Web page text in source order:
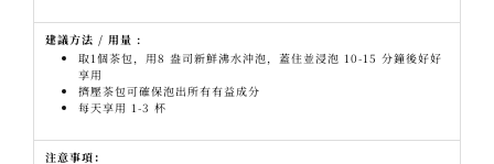
建議方法 / 用量 :
取1個茶包，用8 盎司新鮮沸水沖泡，蓋住並浸泡 10-15 分鐘後好好
享用
擠壓茶包可確保泡出所有有益成分
每天享用 1-3 杯
注意事項：